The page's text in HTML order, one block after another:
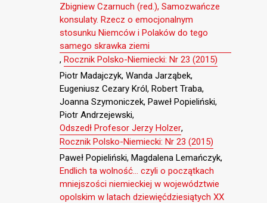
Zbigniew Czarnuch (red.), Samozwańcze
konsulaty. Rzecz o emocjonalnym
stosunku Niemców i Polaków do tego
samego skrawka ziemi
, Rocznik Polsko-Niemiecki: Nr 23 (2015)
Piotr Madajczyk, Wanda Jarząbek,
Eugeniusz Cezary Król, Robert Traba,
Joanna Szymoniczek, Paweł Popieliński,
Piotr Andrzejewski,
Odszedł Profesor Jerzy Holzer,
Rocznik Polsko-Niemiecki: Nr 23 (2015)
Paweł Popieliński, Magdalena Lemańczyk,
Endlich ta wolność… czyli o początkach
mniejszości niemieckiej w województwie
opolskim w latach dziewięćdziesiątych XX